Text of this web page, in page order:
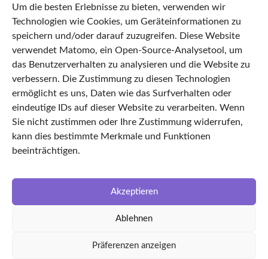
Um die besten Erlebnisse zu bieten, verwenden wir
Technologien wie Cookies, um Geräteinformationen zu
speichern und/oder darauf zuzugreifen. Diese Website
verwendet Matomo, ein Open-Source-Analysetool, um
das Benutzerverhalten zu analysieren und die Website zu
verbessern. Die Zustimmung zu diesen Technologien
ermöglicht es uns, Daten wie das Surfverhalten oder
eindeutige IDs auf dieser Website zu verarbeiten. Wenn
Sie nicht zustimmen oder Ihre Zustimmung widerrufen,
kann dies bestimmte Merkmale und Funktionen
beeinträchtigen.
Akzeptieren
Ablehnen
Präferenzen anzeigen
Impressum
AGB
Cookie Policy
Startseite
Features
TimeLEAN Login
Über uns
Facebook
kvin Ingenieursgesellschaft